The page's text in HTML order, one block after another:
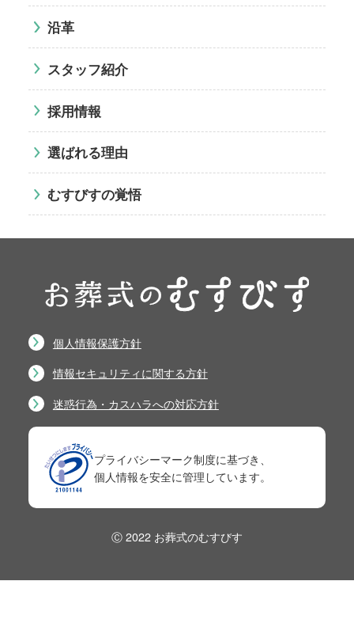
沿革
スタッフ紹介
採用情報
選ばれる理由
むすびすの覚悟
個人情報保護方針
情報セキュリティに関する方針
迷惑行為・カスハラへの対応方針
プライバシーマーク制度に基づき、
個人情報を安全に管理しています。
Ⓒ 2022 お葬式のむすびす